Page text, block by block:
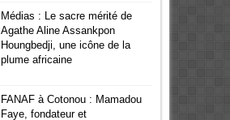
Médias : Le sacre mérité de
Agathe Aline Assankpon
Houngbedji, une icône de la
plume africaine
FANAF à Cotonou : Mamadou
Faye, fondateur et